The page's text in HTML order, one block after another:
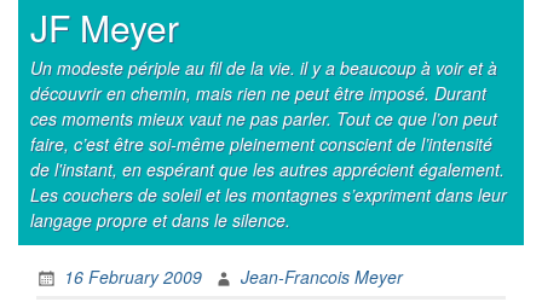
JF Meyer
Un modeste périple au fil de la vie. il y a beaucoup à voir et à
découvrir en chemin, mais rien ne peut être imposé. Durant
ces moments mieux vaut ne pas parler. Tout ce que l’on peut
faire, c’est être soi-même pleinement conscient de l’intensité
de l'instant, en espérant que les autres apprécient également.
Les couchers de soleil et les montagnes s’expriment dans leur
langage propre et dans le silence.
16 February 2009
Jean-Francois Meyer